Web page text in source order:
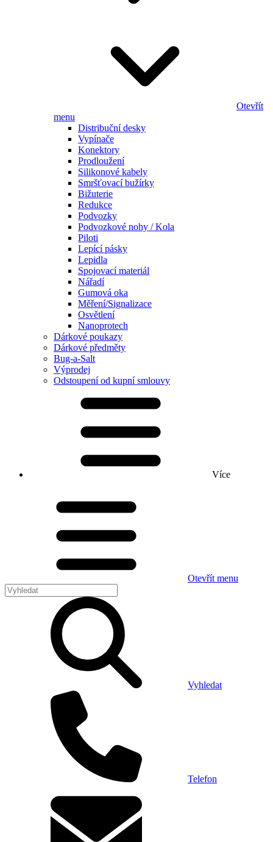
Otevřít
menu
Distribuční desky
Vypínače
Konektory
Prodloužení
Silikonové kabely
Smršťovací bužírky
Bižuterie
Redukce
Podvozky
Podvozkové nohy / Kola
Piloti
Lepící pásky
Lepidla
Spojovací materiál
Nářadí
Gumová oka
Měření/Signalizace
Osvětlení
Nanoprotech
Dárkové poukazy
Dárkové předměty
Bug-a-Salt
Výprodej
Odstoupení od kupní smlouvy
Více
Otevřít menu
Vyhledat
Telefon